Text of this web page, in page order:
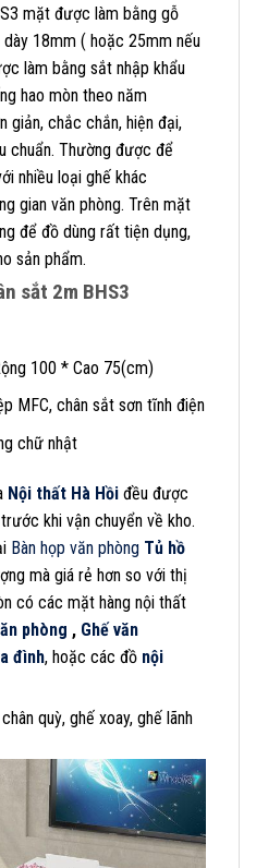
mặt được làm bằng gỗ
18mm ( hoặc 25mm nếu
làm bằng sắt nhập khẩu
hao mòn theo năm
giản, chắc chắn, hiện đại,
chuẩn. Thường được để
nhiều loại ghế khác
gian văn phòng. Trên mặt
để đồ dùng rất tiện dụng,
sản phẩm.
sắt 2m BHS3
100 * Cao 75(cm)
MFC, chân sắt sơn tĩnh điện
chữ nhật
Nội thất Hà Hồi đều được
khi vận chuyển về kho.
Bàn họp văn phòng Tủ hồ
mà giá rẻ hơn so với thị
có các mặt hàng nội thất
phòng , Ghế văn
đình, hoặc các đồ nội
quỳ, ghế xoay, ghế lãnh